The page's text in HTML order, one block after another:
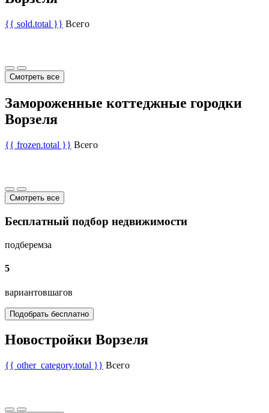
{{ sold.total }} Всего
Смотреть все
Замороженные коттеджные городки
Ворзеля
{{ frozen.total }} Всего
Смотреть все
Бесплатный подбор недвижимости
подберемза
5
вариантовшагов
Подобрать бесплатно
Новостройки Ворзеля
{{ other_category.total }} Всего